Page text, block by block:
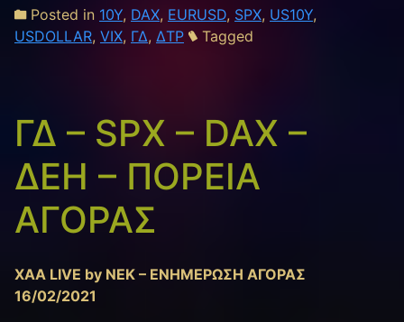
Posted in 10Y, DAX, EURUSD, SPX, US10Y,
USDOLLAR, VIX, ΓΔ, ΔΤΡ Tagged
ΓΔ – SPX – DAX –
ΔΕΗ – ΠΟΡΕΙΑ
ΑΓΟΡΑΣ
XAA LIVE by NEK – ΕΝΗΜΕΡΩΣΗ ΑΓΟΡΑΣ
16/02/2021